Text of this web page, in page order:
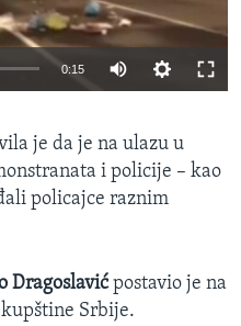
0:15
je da je na ulazu u
i policije – kao
policajce raznim
Dragoslavićpostavio je na
Srbije.